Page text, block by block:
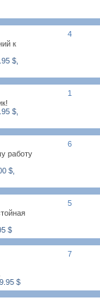
к
$,
4
$,
1
работу
$,
6
$
5
$
7